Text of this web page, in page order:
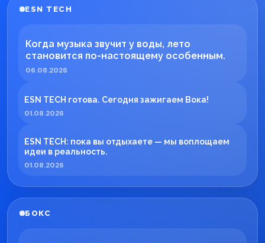
ESN TECH
Когда музыка звучит у воды, лето
становится по-настоящему особенным.
06.08.2026
ESN TECH готова. Сегодня зажигаем Вока!
01.08.2026
ESN TECH: пока вы отдыхаете — мы воплощаем
идеи в реальность.
01.08.2026
БОКС